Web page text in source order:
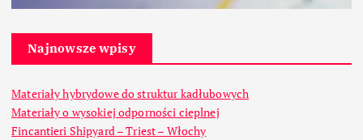
Najnowsze wpisy
Materiały hybrydowe do struktur kadłubowych
Materiały o wysokiej odporności cieplnej
Fincantieri Shipyard – Triest – Włochy